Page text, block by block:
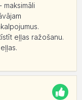
maksimāli
eļļas ražošanu.